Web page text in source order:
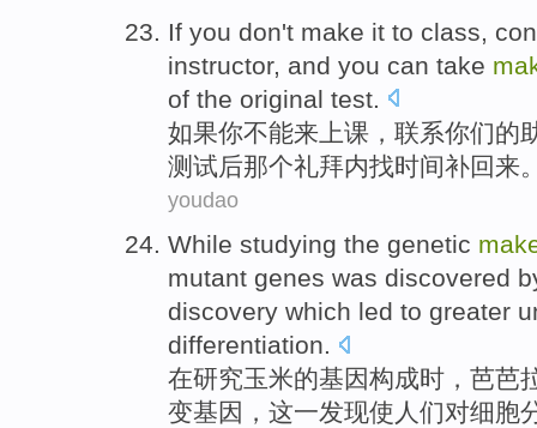
If you don't make it to class
instructor, and you can take
of the original test
如果你不能来 上课 ， 联系你们的
测试后那个礼拜内找时间补回来
youdao
While studying the genetic
mutant genes was discovered
discovery which led to greater
differentiation.
在研究玉米的基因构成时 ， 芭芭
变基因 ， 这一发现使人们对细胞